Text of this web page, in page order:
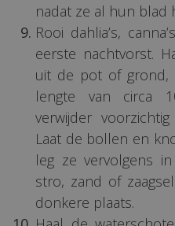
nadat ze al hun blad
Rooi dahlia’s,
eerste nachtvorst.
uit de pot of grond,
lengte van circa
verwijder
Laat de bollen en
leg ze vervolgens
stro, zand of
donkere plaats.